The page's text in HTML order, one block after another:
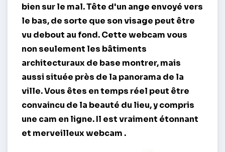
bien sur le mal. Tête d'un ange envoyé vers
le bas, de sorte que son visage peut être
vu debout au fond. Cette webcam vous
non seulement les bâtiments
architecturaux de base montrer, mais
aussi située près de la panorama de la
ville. Vous êtes en temps réel peut être
convaincu de la beauté du lieu, y compris
une cam en ligne. Il est vraiment étonnant
et merveilleuxwebcam .